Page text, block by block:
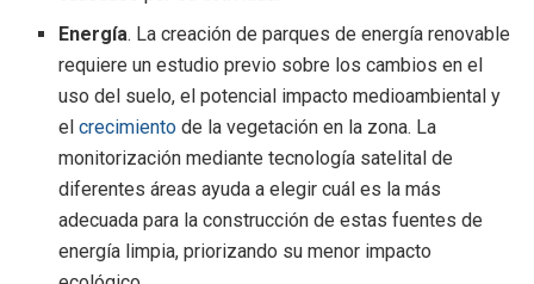
Energía. La creación de parques de energía renovable
requiere un estudio previo sobre los cambios en el
uso del suelo, el potencial impacto medioambiental y
elcrecimiento de la vegetación en la zona. La
monitorización mediante tecnología satelital de
diferentes áreas ayuda a elegir cuál es la más
adecuada para la construcción de estas fuentes de
energía limpia, priorizando su menor impacto